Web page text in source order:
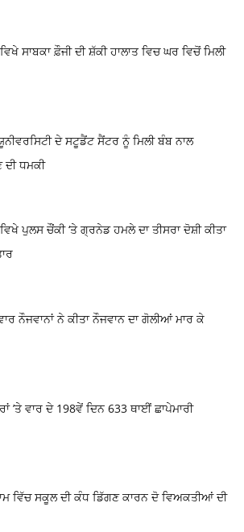
ਸਾਬਕਾ ਫ਼ੌਜੀ ਦੀ ਸ਼ੱਕੀ ਹਾਲਾਤ ਵਿਚ ਘਰ ਵਿਚੋਂ ਮਿਲੀ
ਦੇ ਸਟੂਡੈਂਟ ਸੈਂਟਰ ਨੂੰ ਮਿਲੀ ਬੰਬ ਨਾਲ
ਦੀ ਧਮਕੀ
ਪੁਲਸ ਚੌਂਕੀ ‘ਤੇ ਗ੍ਰਨੇਡ ਹਮਲੇ ਦਾ ਤੀਸਰਾ ਦੋਸ਼ੀ ਕੀਤਾ
ਨੌਜਵਾਨਾਂ ਨੇ ਕੀਤਾ ਨੌਜਵਾਨ ਦਾ ਗੋਲੀਆਂ ਮਾਰ ਕੇ
’ਤੇ ਵਾਰ ਦੇ 198ਵੇਂ ਦਿਨ 633 ਥਾਈਂ ਛਾਪੇਮਾਰੀ
ਵਿੱਚ ਸਕੂਲ ਦੀ ਕੰਧ ਡਿੱਗਣ ਕਾਰਨ ਦੋ ਵਿਅਕਤੀਆਂ ਦੀ